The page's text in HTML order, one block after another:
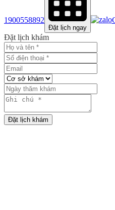
1900558892
Đặt lịch ngay
Đặt lịch khám
Đặt lịch khám